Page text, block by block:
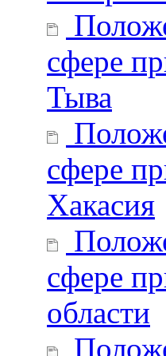
сфере
Тыва
сфере
Хакасия
сфере
области